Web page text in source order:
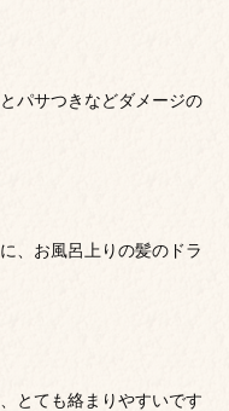
パサつきなどダメージの
、お風呂上りの髪のドラ
とても絡まりやすいです